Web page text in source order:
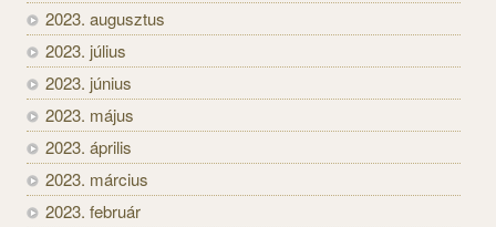
2023. augusztus
2023. július
2023. június
2023. május
2023. április
2023. március
2023. február